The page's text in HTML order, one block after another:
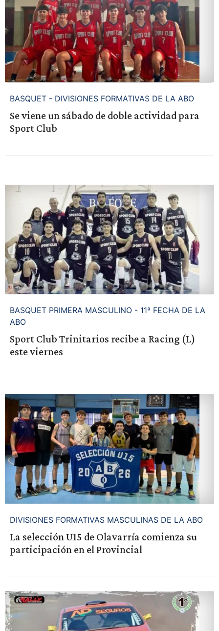
BASQUET - DIVISIONES FORMATIVAS DE LA ABO
Se viene un sábado de doble actividad para
Sport Club
BASQUET PRIMERA MASCULINO - 11ª FECHA DE LA
ABO
Sport Club Trinitarios recibe a Racing (L)
este viernes
DIVISIONES FORMATIVAS MASCULINAS DE LA ABO
La selección U15 de Olavarría comienza su
participación en el Provincial